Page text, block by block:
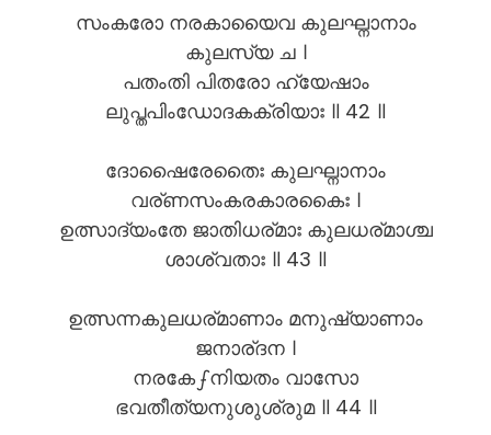
സംകരോ നരകായൈവ കുലഘ്നാനാം
കുലസ്യ ച ।
പതംതി പിതരോ ഹ്യേഷാം
ലുപ്തപിംഡോദകക്രിയാഃ ॥ 42 ॥
ദോഷൈരേതൈഃ കുലഘ്നാനാം
വര്ണസംകരകാരകൈഃ ।
ഉത്സാദ്യംതേ ജാതിധര്മാഃ കുലധര്മാശ്ച
ശാശ്വതാഃ ॥ 43 ॥
ഉത്സന്നകുലധര്മാണാം മനുഷ്യാണാം
ജനാര്ദന ।
നരകേഽനിയതം വാസോ
ഭവതീത്യനുശുശ്രുമ ॥ 44 ॥